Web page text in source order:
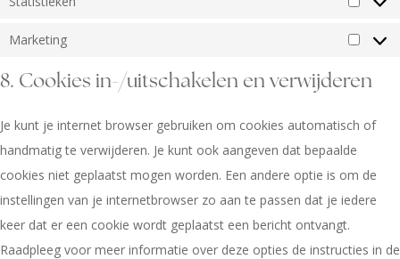
Marketing
8. Cookies in-/uitschakelen en verwijderen
Je kunt je internet browser gebruiken om cookies automatisch of
handmatig te verwijderen. Je kunt ook aangeven dat bepaalde
cookies niet geplaatst mogen worden. Een andere optie is om de
instellingen van je internetbrowser zo aan te passen dat je iedere
keer dat er een cookie wordt geplaatst een bericht ontvangt.
Raadpleeg voor meer informatie over deze opties de instructies in de